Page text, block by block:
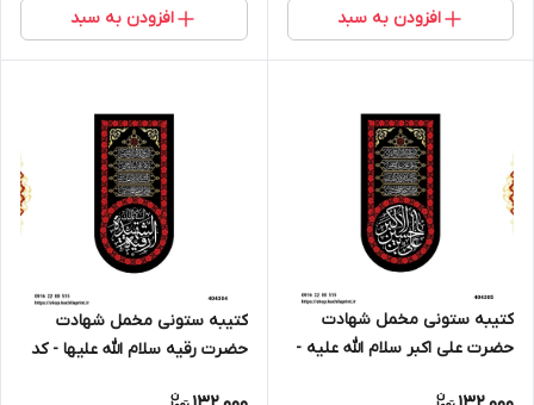
افزودن به سبد افزودن به سبد
کتیبه ستونی مخمل شهادت
حضرت علی اکبر سلام الله علیه -
کتیبه ستونی مخمل شهادت
حضرت رقیه سلام الله علیها - کد